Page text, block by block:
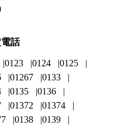
電話
0123 0124
0125
01267
0133
0135
0136
01372
01374
0138
0139